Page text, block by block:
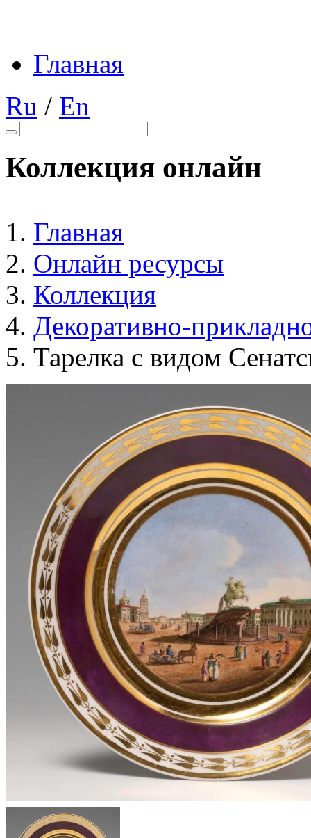
Главная
Ru / En
Коллекция онлайн
Главная
Онлайн ресурсы
Коллекция
Декоративно-
Тарелка с видом